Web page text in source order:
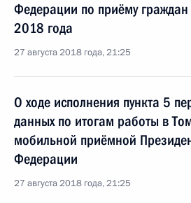
Федерации по приёму
2018 года
27 августа 2018 года, 21:25
О ходе исполнения пункта 5
данных по итогам работы в
мобильной приёмной
Федерации
27 августа 2018 года, 21:25